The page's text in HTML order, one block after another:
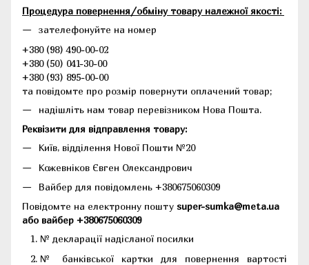
Процедура повернення/обміну товару належної якості:
зателефонуйте на номер
+380 (98) 490-00-02
+380 (50) 041-30-00
+380 (93) 895-00-00
та повідомте про розмір повернути оплачений товар;
надішліть нам товар перевізником Нова Пошта.
Реквізити для відправлення товару:
Київ, відділення Нової Пошти №20
Кожевніков Євген Олександрович
Вайбер для повідомлень +380675060309
Повідомте на електронну пошту super-sumka@meta.ua
або вайбер +380675060309
№ декларації надісланої посилки
№ банківської картки для повернення вартості